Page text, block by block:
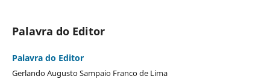
Palavra do Editor
Palavra do Editor
Gerlando Augusto Sampaio Franco de Lima